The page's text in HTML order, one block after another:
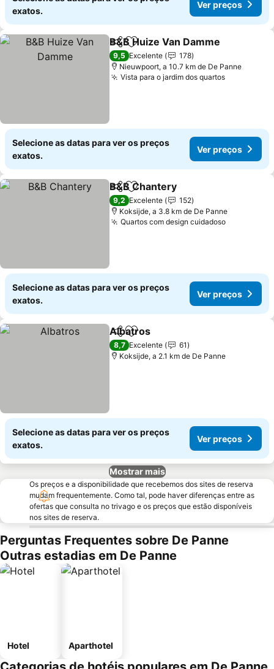
exatos.
Ver preços
PartilharAdicionar aos favoritos
B&B Huize Van Damme
9,5 Excelente
178
Nieuwpoort, a 10.7 km de De Panne
Vista para o jardim dos quartosVer
Selecione as datas para ver os preços
exatos.
Ver preços
PartilharAdicionar aos favoritos
B&B Chantery
9,2 Excelente
152
Koksijde, a 3.8 km de De Panne
Quartos com design cuidadosoVer
Selecione as datas para ver os preços
exatos.
Ver preços
PartilharAdicionar aos favoritos
Albatros
8,7 Excelente
61
Koksijde, a 2.1 km de De Panne
Selecione as datas para ver os preços
exatos.
Ver preços
Mostrar mais
Os preços e a disponibilidade que recebemos dos sites de reserva
mudam frequentemente. Como tal, pode haver diferenças entre as
ofertas que consulta no trivago e os preços que estão disponíveis
nos sites de reserva.
Perguntas Frequentes sobre De Panne
Outras estadias em De Panne
Hotel Aparthotel